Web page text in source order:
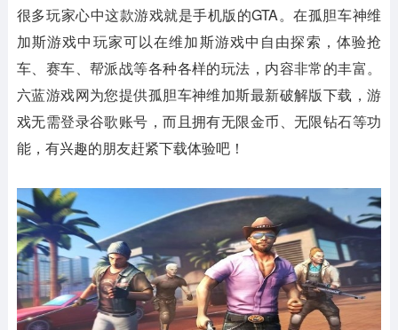
很多玩家心中这款游戏就是手机版的GTA。在孤胆车神维
加斯游戏中玩家可以在维加斯游戏中自由探索，体验抢
车、赛车、帮派战等各种各样的玩法，内容非常的丰富。
六蓝游戏网为您提供孤胆车神维加斯最新破解版下载，游
戏无需登录谷歌账号，而且拥有无限金币、无限钻石等功
能，有兴趣的朋友赶紧下载体验吧！